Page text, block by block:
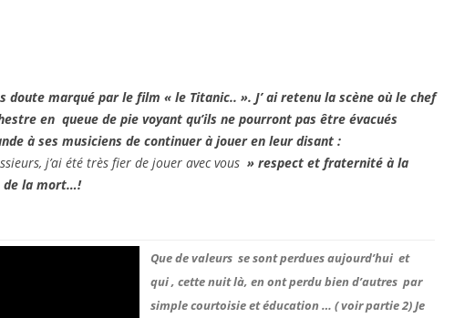
doute marqué par le film « le Titanic.. ». J’ ai retenu la scène où le chef
en queue de pie voyant qu’ils ne pourront pas être évacués
à ses musiciens de continuer à jouer en leur disant :
j’ai été très fier de jouer avec vous » respect et fraternité à la
de la mort…!
Que de valeurs se sont perdues aujourd’hui et
qui , cette nuit là, en ont perdu bien d’autres par
simple courtoisie et éducation … ( voir partie 2) Je